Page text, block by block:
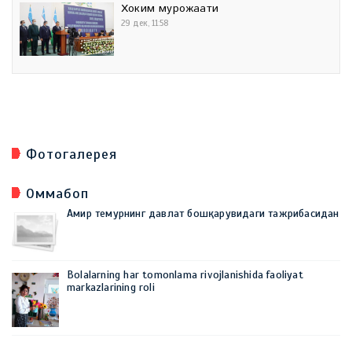
Хоким мурожаати
29 дек, 11:58
Фотогалерея
Оммабоп
Амир темурнинг давлат бошқарувидаги тажрибасидан
Bolalarning har tomonlama rivojlanishida faoliyat
markazlarining roli